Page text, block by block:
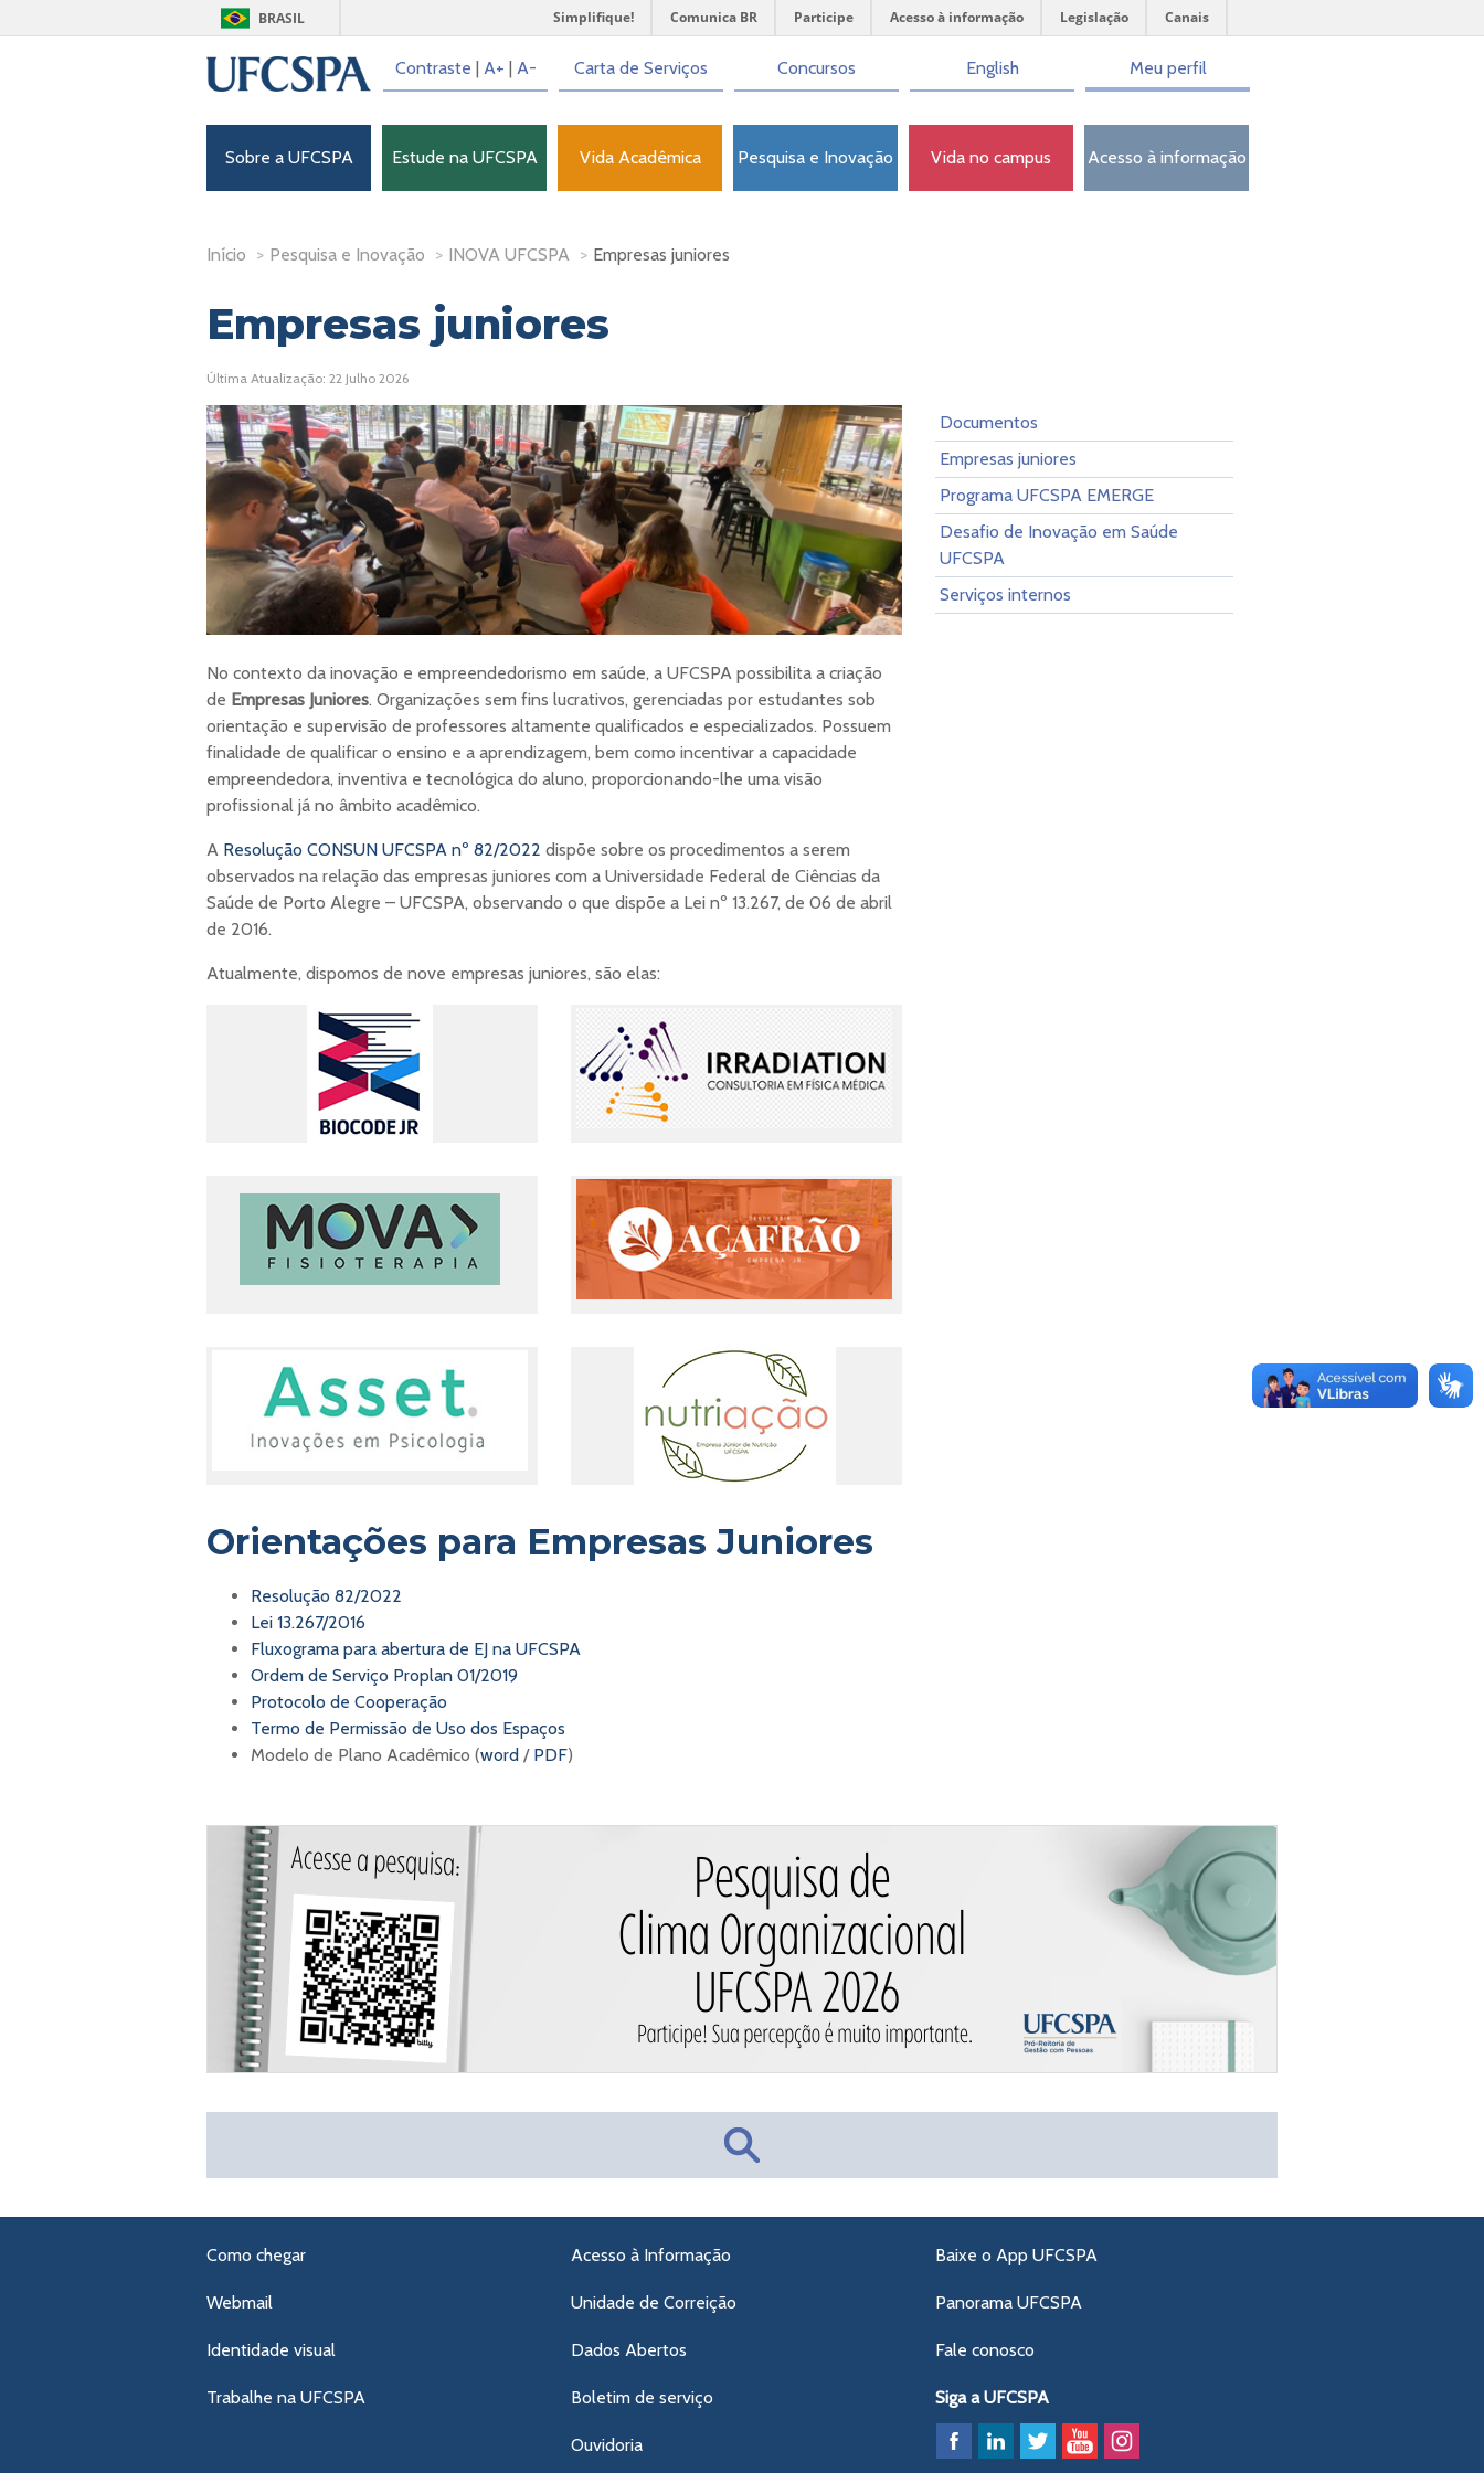
BRASIL Simplifique! Comunica BR Participe Acesso à informação Legislação Canais
Contraste | A+ | A- Carta de Serviços Concursos English Meu perfil
Sobre a UFCSPA Estude na UFCSPA Vida Acadêmica Pesquisa e Inovação Vida no campus Acesso à informação
Início > Pesquisa e Inovação > INOVA UFCSPA > Empresas juniores
Empresas juniores
Última Atualização: 22 Julho 2026
No contexto da inovação e empreendedorismo em saúde, a UFCSPA possibilita a criação
de Empresas Juniores. Organizações sem fins lucrativos, gerenciadas por estudantes sob
orientação e supervisão de professores altamente qualificados e especializados. Possuem
finalidade de qualificar o ensino e a aprendizagem, bem como incentivar a capacidade
empreendedora, inventiva e tecnológica do aluno, proporcionando-lhe uma visão
profissional já no âmbito acadêmico.
A Resolução CONSUN UFCSPA nº 82/2022 dispõe sobre os procedimentos a serem
observados na relação das empresas juniores com a Universidade Federal de Ciências da
Saúde de Porto Alegre – UFCSPA, observando o que dispõe a Lei nº 13.267, de 06 de abril
de 2016.
Atualmente, dispomos de nove empresas juniores, são elas:
Orientações para Empresas Juniores
Resolução 82/2022
Lei 13.267/2016
Fluxograma para abertura de EJ na UFCSPA
Ordem de Serviço Proplan 01/2019
Protocolo de Cooperação
Termo de Permissão de Uso dos Espaços
Modelo de Plano Acadêmico (word / PDF)
Documentos
Empresas juniores
Programa UFCSPA EMERGE
Desafio de Inovação em Saúde
UFCSPA
Serviços internos
Como chegar
Webmail
Identidade visual
Trabalhe na UFCSPA
Acesso à Informação
Unidade de Correição
Dados Abertos
Boletim de serviço
Ouvidoria
Baixe o App UFCSPA
Panorama UFCSPA
Fale conosco
Siga a UFCSPA